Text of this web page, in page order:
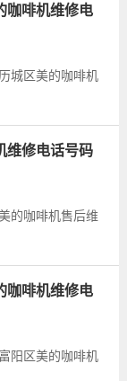
咖啡机维修电
城区美的咖啡机
的咖啡机的各种
维修电话号码
的咖啡机售后维
机的各种型号咖
咖啡机维修电
阳区美的咖啡机
的咖啡机的各种